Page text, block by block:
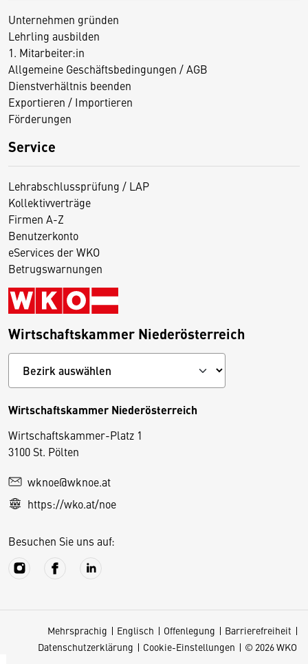
Unternehmen gründen
Lehrling ausbilden
1. Mitarbeiter:in
Allgemeine Geschäftsbedingungen / AGB
Dienstverhältnis beenden
Exportieren / Importieren
Förderungen
Service
Lehrabschlussprüfung / LAP
Kollektivverträge
Firmen A-Z
Benutzerkonto
eServices der WKO
Betrugswarnungen
Wirtschaftskammer Niederösterreich
Wirtschaftskammer Niederösterreich
Wirtschaftskammer-Platz 1
3100 St. Pölten
wknoe@wknoe.at
https://wko.at/noe
Besuchen Sie uns auf:
Mehrsprachig Englisch Offenlegung
Barrierefreiheit
Datenschutzerklärung
Cookie-Einstellungen © 2026 WKO
D
e
s
S
e